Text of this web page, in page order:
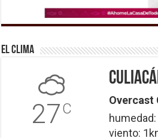
El Clima
27C
Overcast
humedad:
viento: